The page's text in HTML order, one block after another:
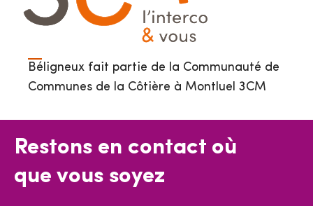
Béligneux fait partie de la Communauté de
Communes de la Côtière à Montluel 3CM
Restons en contact où
que vous soyez